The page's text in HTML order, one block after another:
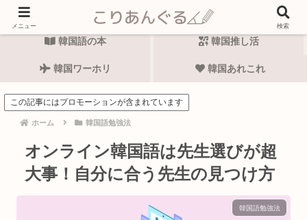
韓国語勉強法 韓国語表現
韓国語の本 韓国推し活
韓国ワーホリ 韓国あれこれ
この記事にはプロモーションが含まれています
ホーム 韓国語勉強法
オンライン韓国語は先生選びが超
大事！自分に合う先生の見つけ方
韓国語勉強法
メニュー 検索